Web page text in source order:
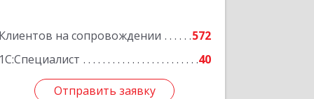
Клиентов на сопровождении
572
1С:Специалист
40
Отправить заявку
Подробнее
Отправить заявку